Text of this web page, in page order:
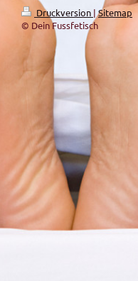
Druckversion | Sitemap
© Dein Fussfetisch